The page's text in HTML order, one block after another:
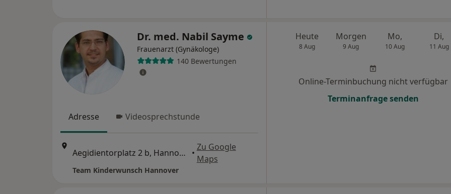
Dr. med. Nabil Sayme
Frauenarzt (Gynäkologe)
140 Bewertungen
Adresse Videosprechstunde
Aegidientorplatz 2 b, Hannover •
Zu Google
Maps
Team Kinderwunsch Hannover
Heute
8 Aug
Morgen
9 Aug
Mo,
10 Aug
Di,
11 Aug
Online-Terminbuchung nicht verfügbar
Terminanfrage senden